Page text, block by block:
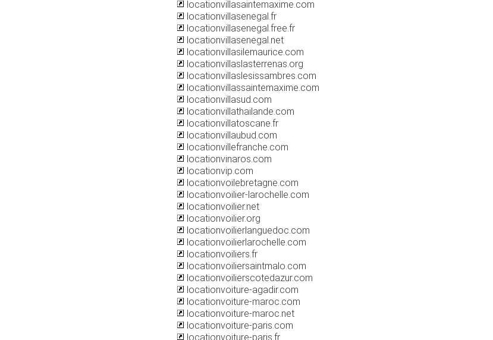
locationvillasaintemaxime.com
locationvillasenegal.fr
locationvillasenegal.free.fr
locationvillasenegal.net
locationvillasilemaurice.com
locationvillaslasterrenas.org
locationvillaslesissambres.com
locationvillassaintemaxime.com
locationvillasud.com
locationvillathailande.com
locationvillatoscane.fr
locationvillaubud.com
locationvillefranche.com
locationvinaros.com
locationvip.com
locationvoilebretagne.com
locationvoilier-larochelle.com
locationvoilier.net
locationvoilier.org
locationvoilierlanguedoc.com
locationvoilierlarochelle.com
locationvoiliers.fr
locationvoiliersaintmalo.com
locationvoilierscotedazur.com
locationvoiture-agadir.com
locationvoiture-maroc.com
locationvoiture-maroc.net
locationvoiture-paris.com
locationvoiture-paris.fr